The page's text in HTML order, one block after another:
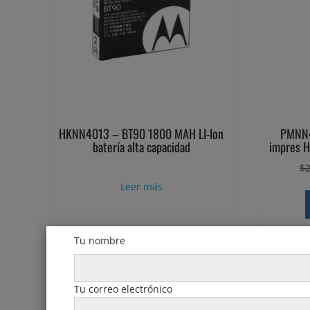
HKNN4013 – BT90 1800 MAH LI-Ion
batería alta capacidad
Leer más
impres
$
Tu nombre
Tu correo electrónico